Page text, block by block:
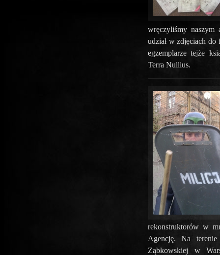
wręczyliśmy naszym
udział w zdjęciach
egzemplarze tejże
Terra Nullius.
rekonstruktorów w
Agencję. Na
Ząbkowskiej w